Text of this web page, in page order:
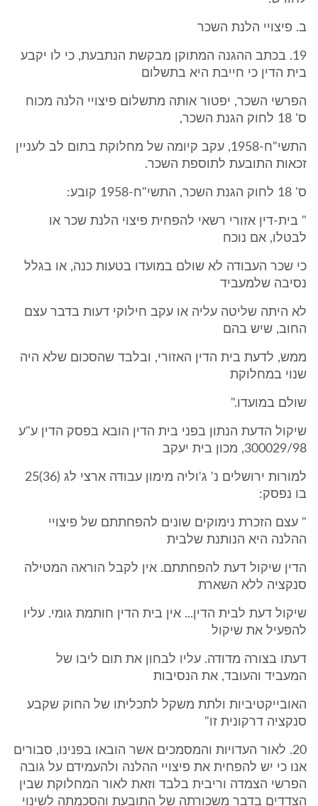
ב. פיצויי הלנת השכר
19. בכתב ההגנה המתוקן מבקשת הנתבעת, כי לו יקבע
בית הדין כי חייבת היא בתשלום
הפרשי השכר, יפטור אותה מתשלום פיצויי הלנה מכוח
ס' 18 לחוק הגנת השכר,
התשי"ח-1958, עקב קיומה של מחלוקת בתום לב לעניין
זכאות התובעת לתוספת השכר.
ס' 18 לחוק הגנת השכר, התשי"ח-1958 קובע:
" בית-דין אזורי רשאי להפחית פיצוי הלנת שכר או
לבטלו, אם נוכח
כי שכר העבודה לא שולם במועדו בטעות כנה, או בגלל
נסיבה שלמעביד
לא היתה שליטה עליה או עקב חילוקי דעות בדבר עצם
החוב, שיש בהם
ממש, לדעת בית הדין האזורי, ובלבד שהסכום שלא היה
שנוי במחלוקת
שולם במועדו."
שיקול הדעת הנתון בפני בית הדין הובא בפסק הדין ע"ע
300029/98, מכון בית יעקב
למורות ירושלים נ' ג'וליה מימון עבודה ארצי לג (36)25
בו נפסק:
" עצם הזכרת נימוקים שונים להפחתתם של פיצויי
ההלנה היא הנותנת שלבית
הדין שיקול דעת להפחתתם. אין לקבל הוראה המטילה
סנקציה ללא השארת
שיקול דעת לבית הדין... אין בית הדין חותמת גומי. עליו
להפעיל את שיקול
דעתו בצורה מדודה. עליו לבחון את תום ליבו של
המעביד והעובד, את הנסיבות
האובייקטיביות ולתת משקל לתכליתו של החוק שקבע
סנקציה דרקונית זו"
20. לאור העדויות והמסמכים אשר הובאו בפנינו, סבורים
אנו כי יש להפחית את פיצויי ההלנה ולהעמידם על גובה
הפרשי הצמדה וריבית בלבד וזאת לאור המחלוקת שבין
הצדדים בדבר משכורתה של התובעת והסכמתה לשינוי